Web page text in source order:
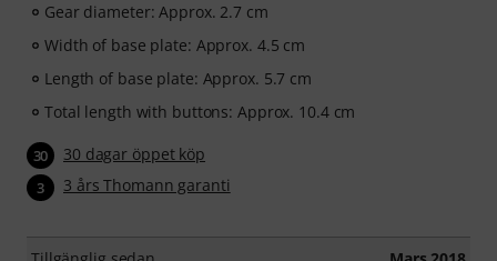
Gear diameter: Approx. 2.7 cm
Width of base plate: Approx. 4.5 cm
Length of base plate: Approx. 5.7 cm
Total length with buttons: Approx. 10.4 cm
30 30 dagar öppet köp
3 3 års Thomann garanti